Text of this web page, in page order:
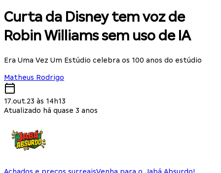
Curta da Disney tem voz de
Robin Williams sem uso de IA
Era Uma Vez Um Estúdio celebra os 100 anos do estúdio
Matheus Rodrigo
17.out.23 às 14h13
Atualizado há quase 3 anos